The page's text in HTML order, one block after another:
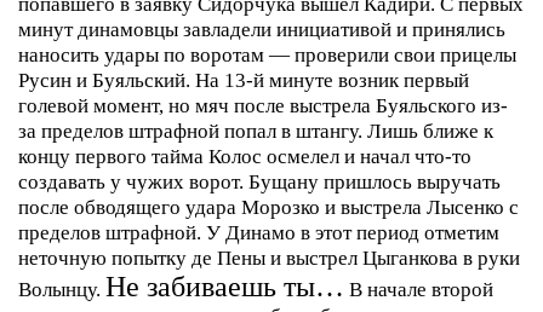
минут динамовцы завладели инициативой и принялись
наносить удары по воротам — проверили свои прицелы
Русин и Буяльский. На 13-й минуте возник первый
голевой момент, но мяч после выстрела Буяльского из-
за пределов штрафной попал в штангу. Лишь ближе к
концу первого тайма Колос осмелел и начал что-то
создавать у чужих ворот. Бущану пришлось выручать
после обводящего удара Морозко и выстрела Лысенко с
пределов штрафной. У Динамо в этот период отметим
неточную попытку де Пены и выстрел Цыганкова в руки
Волынцу. Не забиваешь ты… В начале второй